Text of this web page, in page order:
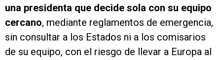
una presidenta que decide sola con su equipo
cercano, mediante reglamentos de emergencia,
sin consultar a los Estados ni a los comisarios
de su equipo, con el riesgo de llevar a Europa al